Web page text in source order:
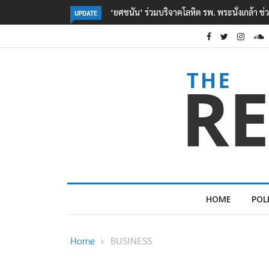
UPDATE
ยื่อเหตุ รร. เทพศิรินทร์ นนทบุรี ตร. อยู่ระหว่างสอบสวนแรงจูงใจ เหตุยิงในโร
เหตุเครียดเรื่องเรียน
HOME
Home BUSINESS